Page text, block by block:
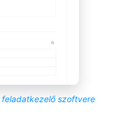
feladatkezelő szoftvere